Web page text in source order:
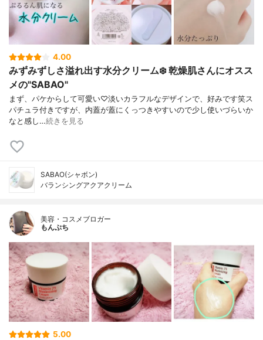
4.00
みずみずしさ溢れ出す水分クリーム❄️ 乾燥肌さんにオスス
メの"SABAO"
まず、パケからして可愛い♡淡いカラフルなデザインで、好みです笑ス
パチュラ付きですが、内蓋が蓋にくっつきやすいので少し使いづらいか
なと感し…続きを見る
SABAO(シャボン)
バランシングアクアクリーム
美容・コスメブロガー
もんぷち
5.00